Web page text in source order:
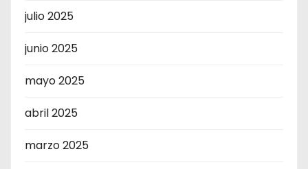
julio 2025
junio 2025
mayo 2025
abril 2025
marzo 2025